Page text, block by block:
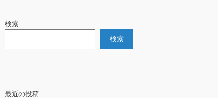
検索
検索
最近の投稿